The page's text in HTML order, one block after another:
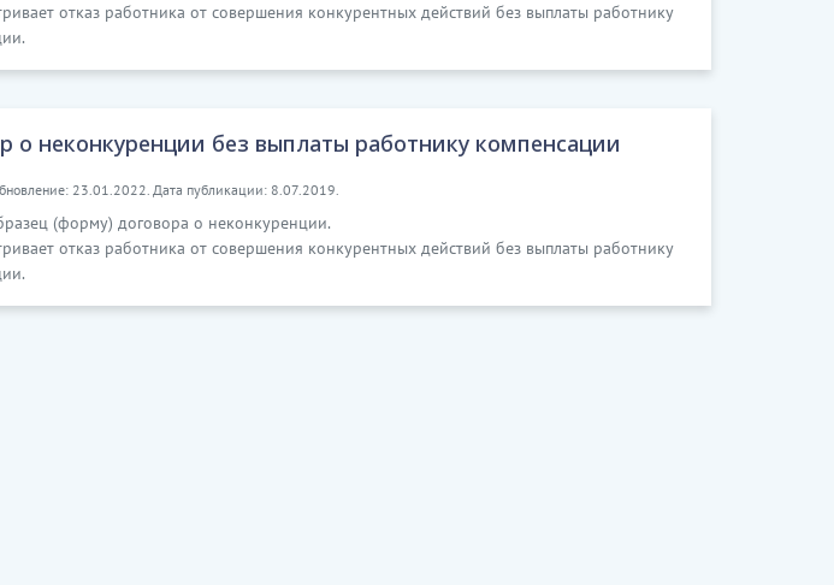
отказ работника от совершения конкурентных действий без выплаты работнику
о неконкуренции без выплаты работнику компенсации
23.01.2022. Дата публикации: 8.07.2019.
(форму) договора о неконкуренции.
отказ работника от совершения конкурентных действий без выплаты работнику